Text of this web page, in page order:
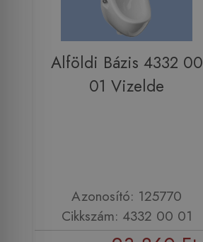
Alföldi Bázis 4332 00
01 Vizelde
Azonosító: 125770
Cikkszám: 4332 00 01